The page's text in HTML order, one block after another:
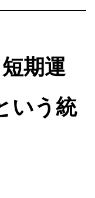
期運
いう統